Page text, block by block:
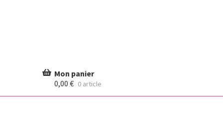
0,00 € 0 article